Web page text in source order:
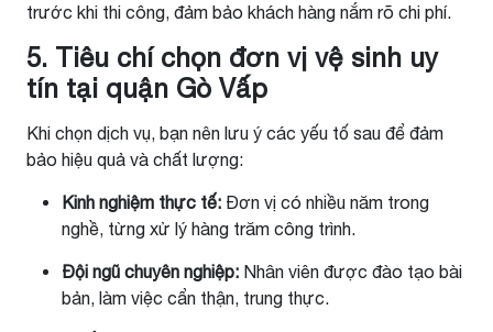
trước khi thi công, đảm bảo khách hàng nắm rõ chi phí.
5. Tiêu chí chọn đơn vị vệ sinh uy
tín tại quận Gò Vấp
Khi chọn dịch vụ, bạn nên lưu ý các yếu tố sau để đảm
bảo hiệu quả và chất lượng:
Kinh nghiệm thực tế: Đơn vị có nhiều năm trong
nghề, từng xử lý hàng trăm công trình.
Đội ngũ chuyên nghiệp: Nhân viên được đào tạo bài
bản, làm việc cẩn thận, trung thực.